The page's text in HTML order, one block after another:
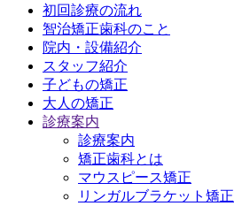
初回診療の流れ
智治矯正歯科のこと
院内・設備紹介
スタッフ紹介
子どもの矯正
大人の矯正
診療案内
診療案内
矯正歯科とは
マウスピース矯正
リンガルブラケット矯正